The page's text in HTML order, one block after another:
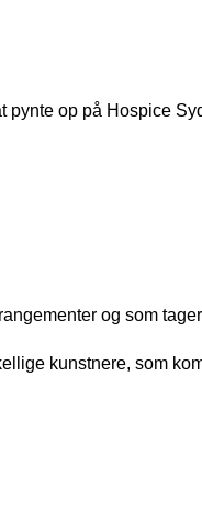
op på Hospice
og som
kunstnere, som